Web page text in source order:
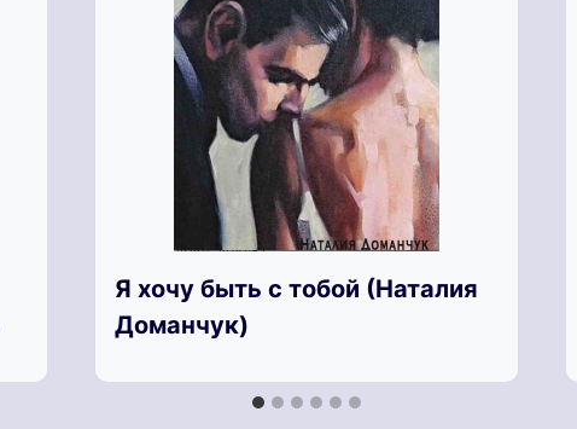
Я хочу быть с тобой (Наталия
Доманчук)